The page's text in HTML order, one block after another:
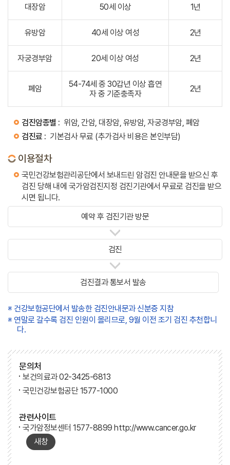
대장암 50세 이상 1년
유방암 40세 이상 여성 2년
자궁경부암 20세 이상 여성 2년
폐암
54-74세 중 30갑년 이상 흡연
자 중 기준충족자
2년
검진암종별 : 위암, 간암, 대장암, 유방암, 자궁경부암, 폐암
검진료 : 기본검사 무료 (추가검사 비용은 본인부담)
이용절차
국민건강보험관리공단에서 보내드린 암검진 안내문을 받으신 후
검진 당해 내에 국가암검진지정 검진기관에서 무료로 검진을 받으
시면 됩니다.
예약 후 검진기관 방문
검진
검진결과 통보서 발송
※ 건강보험공단에서 발송한 검진안내문과 신분증 지참
※ 연말로 갈수록 검진 인원이 몰리므로, 9월 이전 조기 검진 추천합니
다.
문의처
보건의료과 02-3425-6813
국민건강보험공단 1577-1000
관련사이트
국가암정보센터 1577-8899 http://www.cancer.go.kr
새창